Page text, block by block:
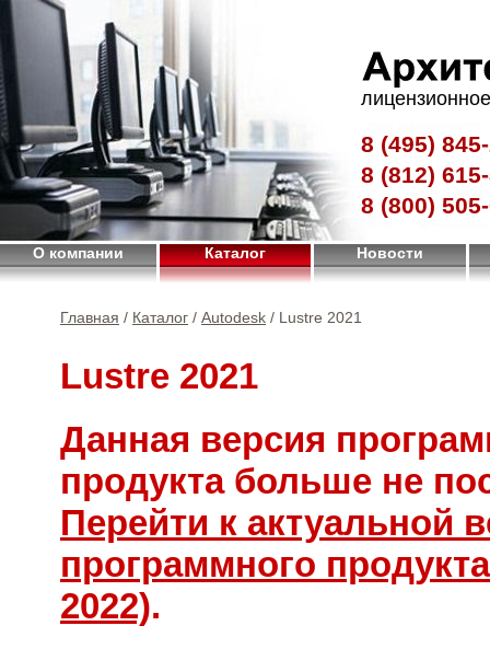
8 (495)
8 (812)
8 (800)
О компании Каталог Новости
Главная / Каталог / Autodesk / Lustre 2021
Lustre 2021
Данная версия
продукта больше не
Перейти к актуальной
программного
2022).